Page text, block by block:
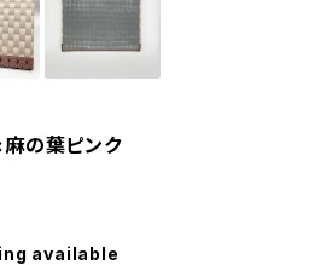
の葉ピンク
available